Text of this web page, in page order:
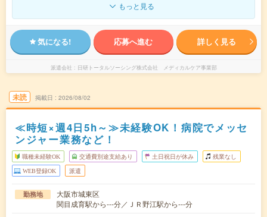
もっと見る
気になる! 応募へ進む 詳しく見る
派遣会社 日研トータルソーシング株式会社 メディカルケア事業部
未読 掲載日 2026/08/02
≪時短×週4日5h～≫未経験OK！病院でメッセ
ンジャー業務など！
職種未経験OK 交通費別途支給あり 土日祝日が休み 残業なし
WEB登録OK 派遣
勤務地
大阪市城東区
関目成育駅から---分／ＪＲ野江駅から---分